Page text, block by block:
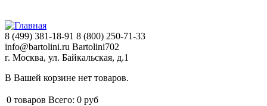
8 (499) 381-18-91 8 (800) 250-71-33
info@bartolini.ru Bartolini702
г. Москва, ул. Байкальская, д.1
В Вашей корзине нет товаров.
0 товаров Всего: 0 руб